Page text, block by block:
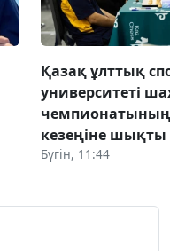
Қазақ ұлттық
университеті
кезеңіне шықты
Бүгін, 11:44